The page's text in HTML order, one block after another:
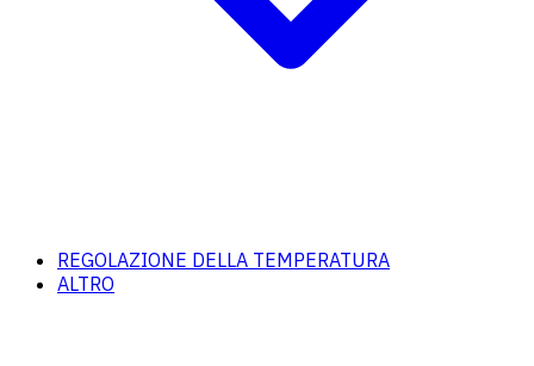
REGOLAZIONE DELLA TEMPERATURA
ALTRO